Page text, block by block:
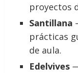
proyectos
Santillana
prácticas
de aula.
Edelvives